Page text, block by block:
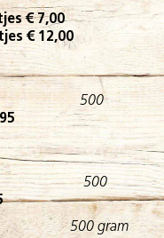
€ 7,00
€ 12,00
500
500
500 gram